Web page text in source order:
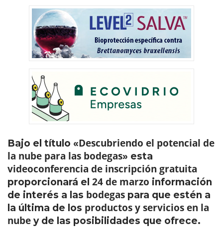
Bajo el título «Descubriendo el potencial de
la nube para las bodegas» esta
videoconferencia de inscripción gratuita
proporcionará el 24 de marzo información
de interés a las bodegas para que estén a
la última de los productos y servicios en la
nube y de las posibilidades que ofrece.